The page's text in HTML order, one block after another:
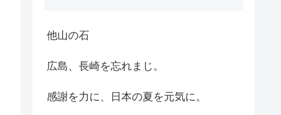
他山の石
広島、長崎を忘れまじ。
感謝を力に、日本の夏を元気に。